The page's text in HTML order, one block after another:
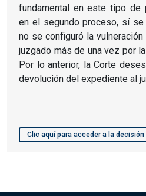
fundamental en este tipo de
en el segundo proceso, sí
no se configuró la
juzgado más de una vez por
Por lo anterior, la Corte
devolución del expediente al
Clic aquí para acceder a la decisión